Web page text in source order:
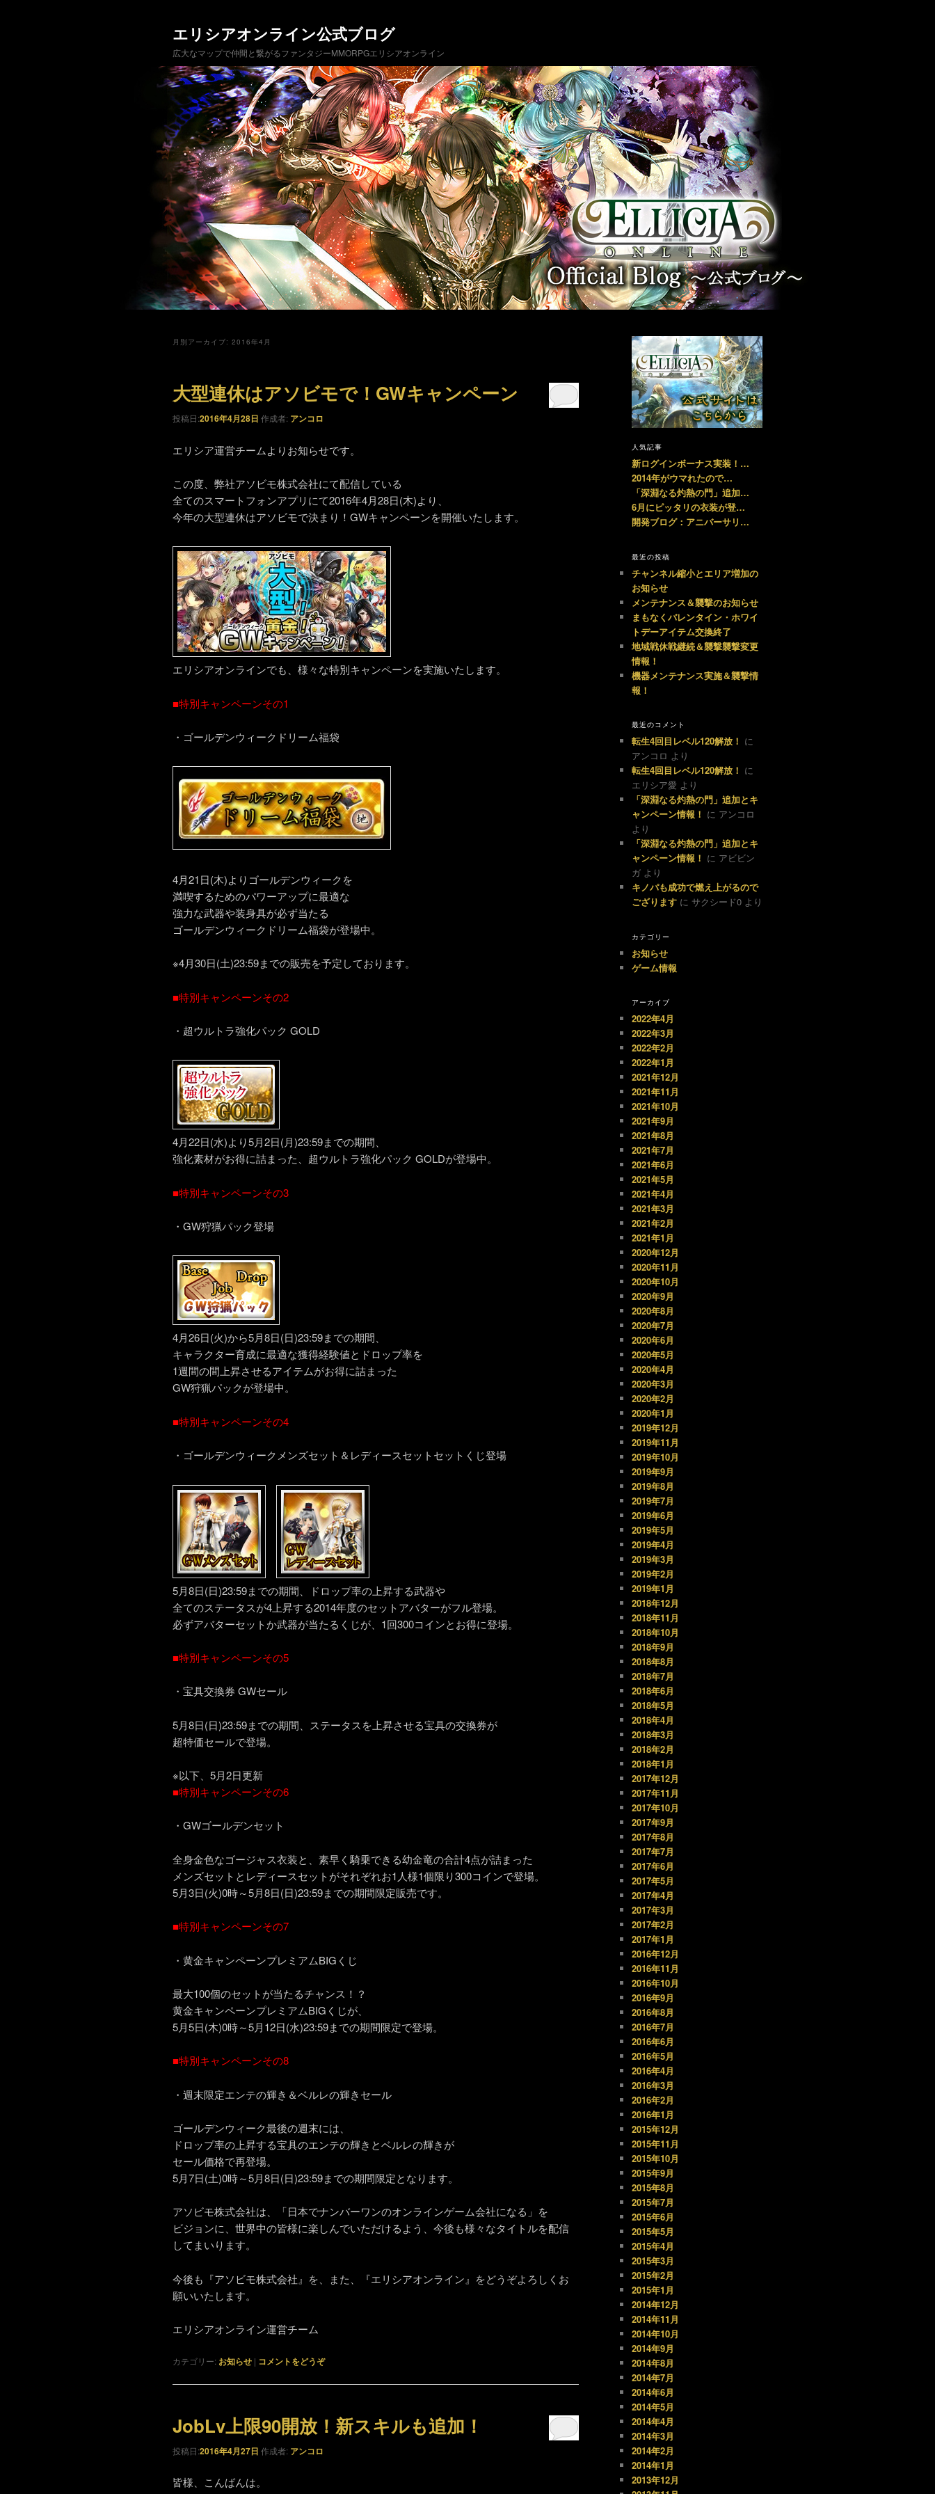
エリシアオンライン公式ブログ
広大なマップで仲間と繋がるファンタジーMMORPGエリシアオンライン
月別アーカイブ: 2016年4月
大型連休はアソビモで！GWキャンペーン
投稿日:2016年4月28日 作成者: アンコロ
エリシア運営チームよりお知らせです。
この度、弊社アソビモ株式会社にて配信している
全てのスマートフォンアプリにて2016年4月28日(木)より、
今年の大型連休はアソビモで決まり！GWキャンペーンを開催いたします。
エリシアオンラインでも、様々な特別キャンペーンを実施いたします。
■特別キャンペーンその1
・ゴールデンウィークドリーム福袋
4月21日(木)よりゴールデンウィークを
満喫するためのパワーアップに最適な
強力な武器や装身具が必ず当たる
ゴールデンウィークドリーム福袋が登場中。
※4月30日(土)23:59までの販売を予定しております。
■特別キャンペーンその2
・超ウルトラ強化パック GOLD
4月22日(水)より5月2日(月)23:59までの期間、
強化素材がお得に詰まった、超ウルトラ強化パック GOLDが登場中。
■特別キャンペーンその3
・GW狩猟パック登場
4月26日(火)から5月8日(日)23:59までの期間、
キャラクター育成に最適な獲得経験値とドロップ率を
1週間の間上昇させるアイテムがお得に詰まった
GW狩猟パックが登場中。
■特別キャンペーンその4
・ゴールデンウィークメンズセット＆レディースセットセットくじ登場
5月8日(日)23:59までの期間、ドロップ率の上昇する武器や
全てのステータスが4上昇する2014年度のセットアバターがフル登場。
必ずアバターセットか武器が当たるくじが、1回300コインとお得に登場。
■特別キャンペーンその5
・宝具交換券 GWセール
5月8日(日)23:59までの期間、ステータスを上昇させる宝具の交換券が
超特価セールで登場。
※以下、5月2日更新
■特別キャンペーンその6
・GWゴールデンセット
全身金色なゴージャス衣装と、素早く騎乗できる幼金竜の合計4点が詰まった
メンズセットとレディースセットがそれぞれお1人様1個限り300コインで登場。
5月3日(火)0時～5月8日(日)23:59までの期間限定販売です。
■特別キャンペーンその7
・黄金キャンペーンプレミアムBIGくじ
最大100個のセットが当たるチャンス！？
黄金キャンペーンプレミアムBIGくじが、
5月5日(木)0時～5月12日(水)23:59までの期間限定で登場。
■特別キャンペーンその8
・週末限定エンテの輝き＆ベルレの輝きセール
ゴールデンウィーク最後の週末には、
ドロップ率の上昇する宝具のエンテの輝きとベルレの輝きが
セール価格で再登場。
5月7日(土)0時～5月8日(日)23:59までの期間限定となります。
アソビモ株式会社は、「日本でナンバーワンのオンラインゲーム会社になる」を
ビジョンに、世界中の皆様に楽しんでいただけるよう、今後も様々なタイトルを配信
してまいります。
今後も『アソビモ株式会社』を、また、『エリシアオンライン』をどうぞよろしくお
願いいたします。
エリシアオンライン運営チーム
カテゴリー: お知らせ | コメントをどうぞ
JobLv上限90開放！新スキルも追加！
投稿日:2016年4月27日 作成者: アンコロ
皆様、こんばんは。
人気記事
新ログインボーナス実装！…
2014年がウマれたので…
「深淵なる灼熱の門」追加…
6月にピッタリの衣装が登…
開発ブログ：アニバーサリ…
最近の投稿
チャンネル縮小とエリア増加の
お知らせ
メンテナンス＆襲撃のお知らせ
まもなくバレンタイン・ホワイ
トデーアイテム交換終了
地域戦休戦継続＆襲撃襲撃変更
情報！
機器メンテナンス実施＆襲撃情
報！
最近のコメント
転生4回目レベル120解放！ に
アンコロ より
転生4回目レベル120解放！ に
エリシア愛 より
「深淵なる灼熱の門」追加とキ
ャンペーン情報！ に アンコロ
より
「深淵なる灼熱の門」追加とキ
ャンペーン情報！ に アビビン
ガ より
キノパも成功で燃え上がるので
ござります に サクシード0 より
カテゴリー
お知らせ
ゲーム情報
アーカイブ
2022年4月
2022年3月
2022年2月
2022年1月
2021年12月
2021年11月
2021年10月
2021年9月
2021年8月
2021年7月
2021年6月
2021年5月
2021年4月
2021年3月
2021年2月
2021年1月
2020年12月
2020年11月
2020年10月
2020年9月
2020年8月
2020年7月
2020年6月
2020年5月
2020年4月
2020年3月
2020年2月
2020年1月
2019年12月
2019年11月
2019年10月
2019年9月
2019年8月
2019年7月
2019年6月
2019年5月
2019年4月
2019年3月
2019年2月
2019年1月
2018年12月
2018年11月
2018年10月
2018年9月
2018年8月
2018年7月
2018年6月
2018年5月
2018年4月
2018年3月
2018年2月
2018年1月
2017年12月
2017年11月
2017年10月
2017年9月
2017年8月
2017年7月
2017年6月
2017年5月
2017年4月
2017年3月
2017年2月
2017年1月
2016年12月
2016年11月
2016年10月
2016年9月
2016年8月
2016年7月
2016年6月
2016年5月
2016年4月
2016年3月
2016年2月
2016年1月
2015年12月
2015年11月
2015年10月
2015年9月
2015年8月
2015年7月
2015年6月
2015年5月
2015年4月
2015年3月
2015年2月
2015年1月
2014年12月
2014年11月
2014年10月
2014年9月
2014年8月
2014年7月
2014年6月
2014年5月
2014年4月
2014年3月
2014年2月
2014年1月
2013年12月